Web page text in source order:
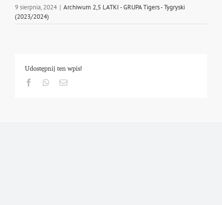
9 sierpnia, 2024 | Archiwum 2,5 LATKI - GRUPA Tigers - Tygryski
(2023/2024)
Udostępnij ten wpis!
FacebookWhatsapp
Email